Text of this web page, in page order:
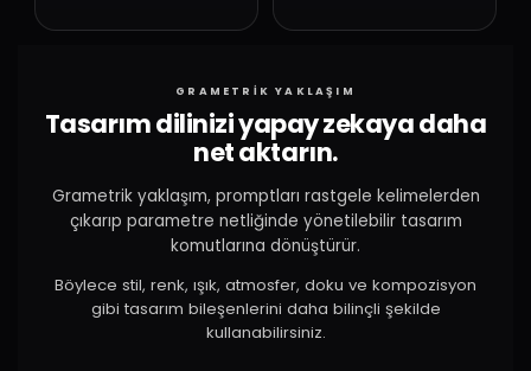
GRAMETRİK YAKLAŞIM
Tasarım dilinizi yapay zekaya daha
net aktarın.
Grametrik yaklaşım, promptları rastgele kelimelerden
çıkarıp parametre netliğinde yönetilebilir tasarım
komutlarına dönüştürür.
Böylece stil, renk, ışık, atmosfer, doku ve kompozisyon
gibi tasarım bileşenlerini daha bilinçli şekilde
kullanabilirsiniz.